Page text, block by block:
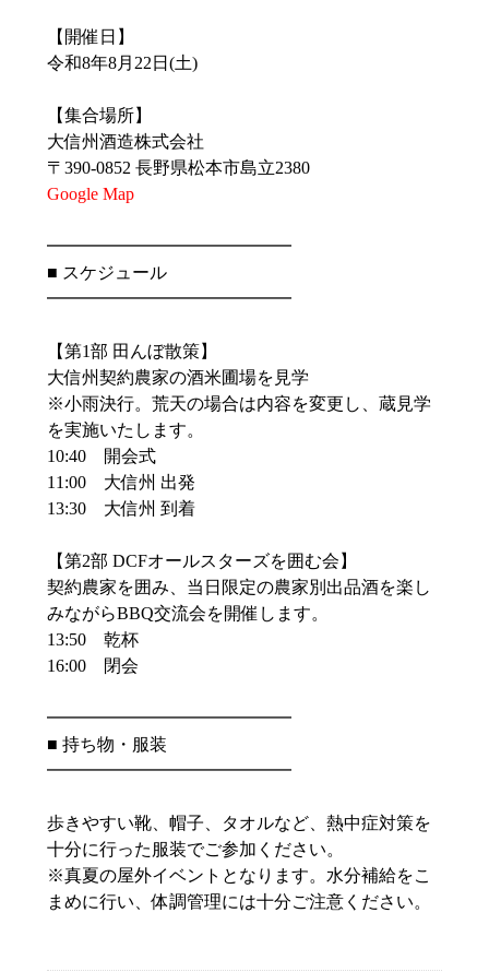
【開催日】
令和8年8月22日(土)
【集合場所】
大信州酒造株式会社
〒390-0852 長野県松本市島立2380
Google Map
━━━━━━━━━━━━━━
■ スケジュール
━━━━━━━━━━━━━━
【第1部 田んぼ散策】
大信州契約農家の酒米圃場を見学
※小雨決行。荒天の場合は内容を変更し、蔵見学
を実施いたします。
10:40 開会式
11:00 大信州 出発
13:30 大信州 到着
【第2部 DCFオールスターズを囲む会】
契約農家を囲み、当日限定の農家別出品酒を楽し
みながらBBQ交流会を開催します。
13:50 乾杯
16:00 閉会
━━━━━━━━━━━━━━
■ 持ち物・服装
━━━━━━━━━━━━━━
歩きやすい靴、帽子、タオルなど、熱中症対策を
十分に行った服装でご参加ください。
※真夏の屋外イベントとなります。水分補給をこ
まめに行い、体調管理には十分ご注意ください。